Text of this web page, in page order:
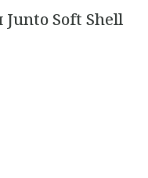
Junto Soft Shell